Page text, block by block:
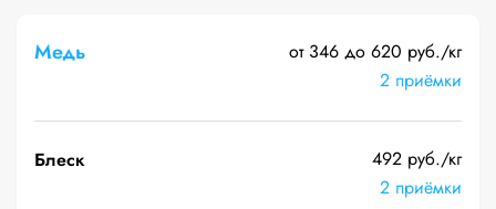
Медь
от 346 до 620 руб./кг
2 приёмки
Блеск
492 руб./кг
2 приёмки